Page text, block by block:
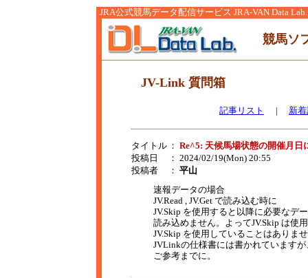
JRA公式競馬データ配信サービス JRA-VAN Data Lab.
競馬ソ
JV-Link 質問箱
記事リスト | 新
タイトル ： Re^5: 天候馬場状態の開催月日
投稿日
： 2024/02/19(Mon) 20:55
投稿者
： 平山
速報データの場合
JV.Read , JV.Get で読み込む時に
JV.Skip を使用すると以降に必要なデ
読み込めません。よってJV.Skip は使
JV.Skip を使用していることはありま
JVLinkの仕様書には書かれています
ご参考までに。